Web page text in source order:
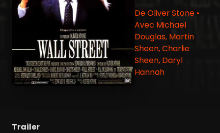
De Oliver Stone •
Avec Michael
Douglas, Martin
Sheen, Charlie
Sheen, Daryl
Hannah
Trailer